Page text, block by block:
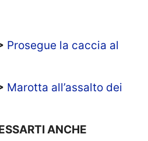
Prosegue la caccia al
Marotta all’assalto dei
ANCHE